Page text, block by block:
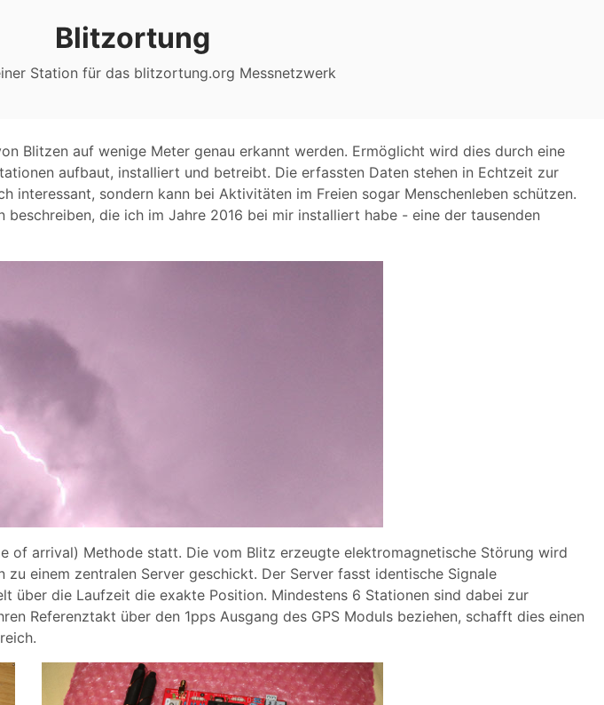
Blitzortung
Station für das blitzortung.org Messnetzwerk
Blitzen auf wenige Meter genau erkannt werden. Ermöglicht wird dies durch eine
aufbaut, installiert und betreibt. Die erfassten Daten stehen in Echtzeit zur
interessant, sondern kann bei Aktivitäten im Freien sogar Menschenleben schützen.
beschreiben, die ich im Jahre 2016 bei mir installiert habe - eine der tausenden
of arrival) Methode statt. Die vom Blitz erzeugte elektromagnetische Störung wird
einem zentralen Server geschickt. Der Server fasst identische Signale
über die Laufzeit die exakte Position. Mindestens 6 Stationen sind dabei zur
Referenztakt über den 1pps Ausgang des GPS Moduls beziehen, schafft dies einen